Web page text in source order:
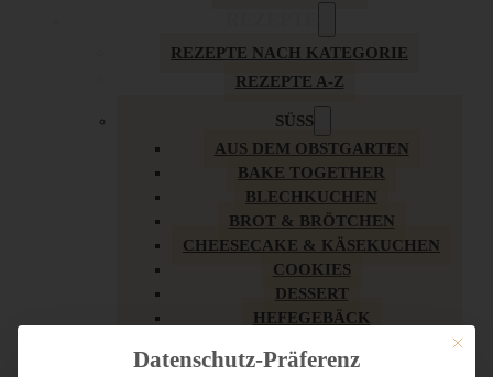
REZEPTE NACH KATEGORIE
REZEPTE A-Z
SÜSS
AUS DEM OBSTGARTEN
BAKE TOGETHER
BLECHKUCHEN
BROT & BRÖTCHEN
CHEESECAKE & KÄSEKUCHEN
COOKIES
DESSERT
HEFEGEBÄCK
KUCHEN
Mit
Datenschutz-Präferenz